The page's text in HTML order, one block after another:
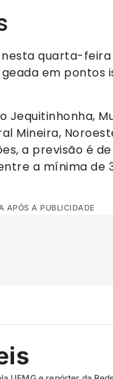
quarta-
em pontos
Mineira,
a previsão é
a mínima de
APÓS A PUBLICIDADE